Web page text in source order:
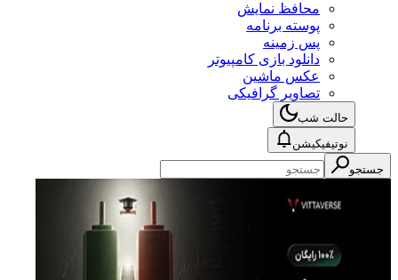
محافظ نمایش
پوسته برنامه
پس زمینه
دانلود بازی کامپیوتر
عکس ماشین
تصاویر گرافیکی
حالت شب
نوتیفیکیشن
جستجو